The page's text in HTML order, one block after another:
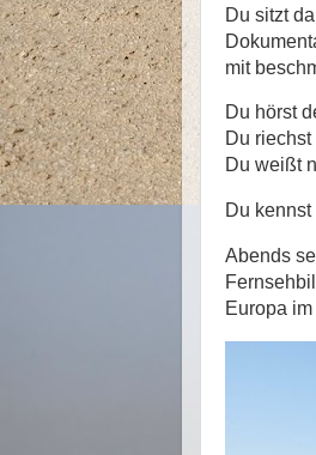
Du sitzt
mit
Du hörst
Du
Du weißt
Du
Abends
Europa